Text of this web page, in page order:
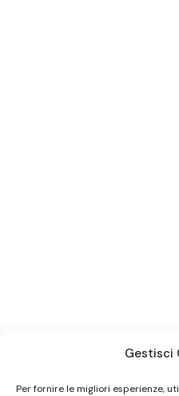
Gestisci
Per fornire le migliori esperienze,